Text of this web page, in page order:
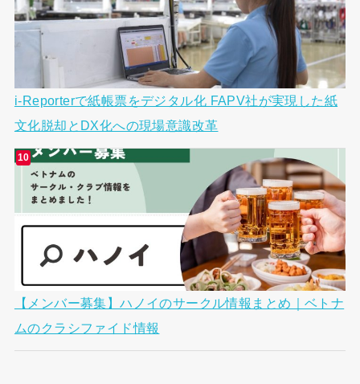
i-Reporterで紙帳票をデジタル化 FAPV社が実現した紙
文化脱却とDX化への現場意識改革
【メンバー募集】ハノイのサークル情報まとめ｜ベトナ
ムのクラシファイド情報